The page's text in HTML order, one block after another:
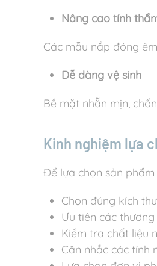
Nâng cao tính
Các mẫu nắp đóng
Dễ dàng vệ sinh
Bề mặt nhẵn mịn,
Kinh nghiệm lựa
Để lựa chọn sản
Chọn đúng kích
Ưu tiên các
Kiểm tra chất liệu
Cân nhắc các tính